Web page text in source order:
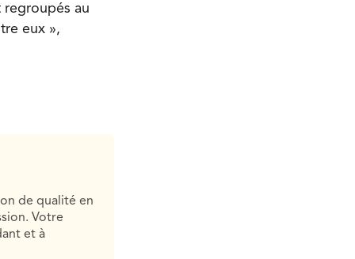
regroupés au
eux »,
de qualité en
Votre
et à